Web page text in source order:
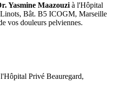
Yasmine Maazouzi à l'Hôpital
Bât. B5 ICOGM, Marseille
vos douleurs pelviennes.
Privé Beauregard,